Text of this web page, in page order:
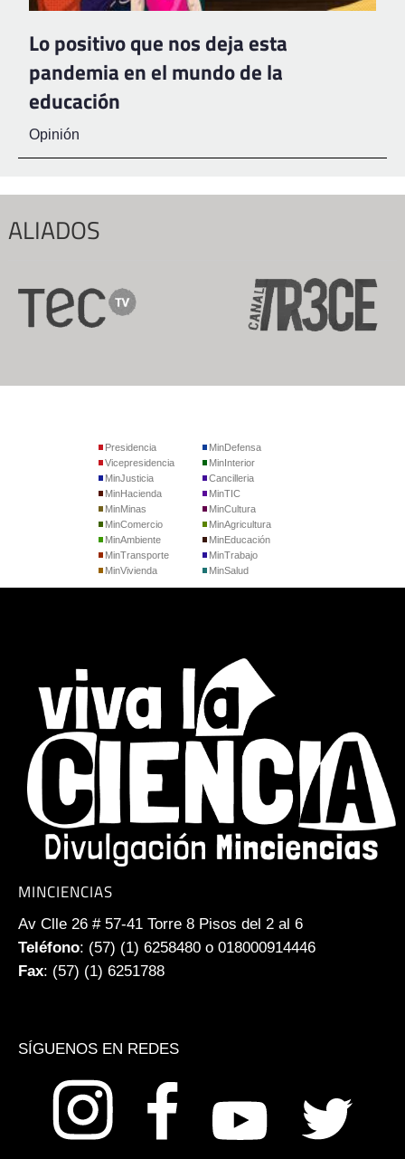
Lo positivo que nos deja esta
pandemia en el mundo de la
educación
Opinión
ALIADOS
Presidencia
Vicepresidencia
MinJusticia
MinDefensa
MinInterior
Cancilleria
MinHacienda
MinMinas
MinComercio
MinTIC
MinCultura
MinAgricultura
MinAmbiente
MinTransporte
MinVivienda
MinEducación
MinTrabajo
MinSalud
MINCIENCIAS
Av Clle 26 # 57-41 Torre 8 Pisos del 2 al 6
Teléfono: (57) (1) 6258480 o 018000914446
Fax: (57) (1) 6251788
SÍGUENOS EN REDES